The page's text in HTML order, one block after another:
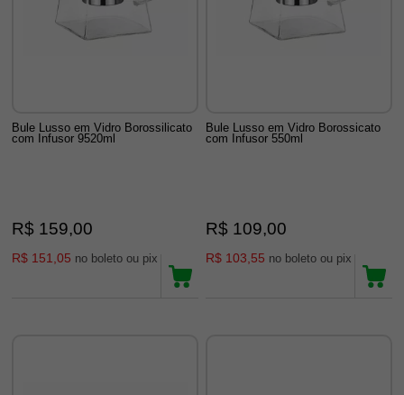
Bule Lusso em Vidro Borossilicato
com Infusor 9520ml
R$ 159,00
R$ 151,05 no boleto ou pix
Bule Lusso em Vidro Borossicato
com Infusor 550ml
R$ 109,00
R$ 103,55 no boleto ou pix